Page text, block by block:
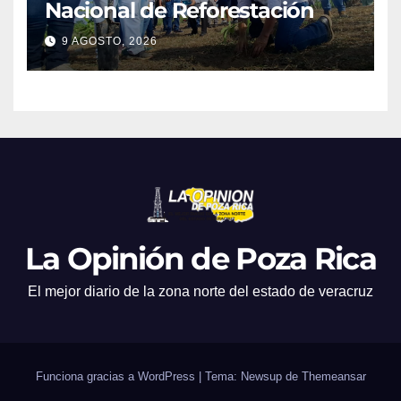
Nacional de Reforestación
9 AGOSTO, 2026
La Opinión de Poza Rica
El mejor diario de la zona norte del estado de veracruz
Funciona gracias a WordPress Tema: Newsup de Themeansar